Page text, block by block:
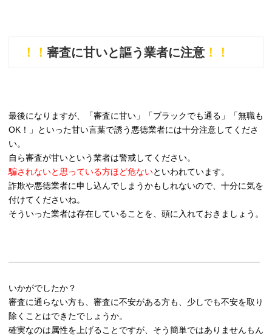
！！ 審査に甘いと謳う業者に注意 ！！
最後になりますが、「審査に甘い」「ブラックでも通る」「無職も
OK！」といった甘い言葉で誘う悪徳業者には十分注意してくださ
い。
自ら審査が甘いという業者は警戒してください。
騙されないと思っている方ほど危ないといわれています。
詐欺や悪徳業者に申し込んでしまうかもしれないので、十分に気を
付けてくださいね。
そういった業者は存在していることを、頭に入れておきましょう。
いかがでしたか？
審査に通らない方も、審査に不安がある方も、少しでも不安を取り
除くことはできたでしょうか。
確実なのは属性を上げることですが、そう簡単ではありませんもん